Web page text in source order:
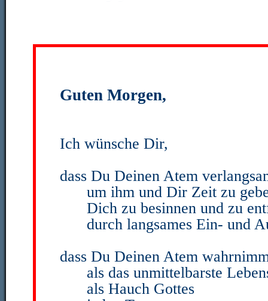
Guten Morgen,
Ich wünsche Dir,
dass Du Deinen Atem
um ihm und Dir Zeit zu
Dich zu besinnen und zu
durch langsames Ein- und
dass Du Deinen Atem
als das unmittelbarste
als Hauch Gottes